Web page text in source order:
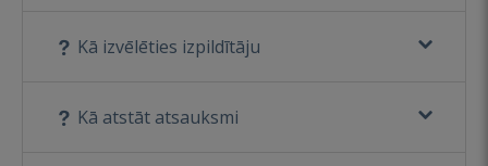
Kā izvēlēties izpildītāju
Kā atstāt atsauksmi